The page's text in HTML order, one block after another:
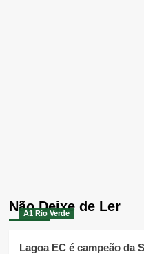
Não Deixe de Ler
A1 Rio Verde
Lagoa EC é campeão da